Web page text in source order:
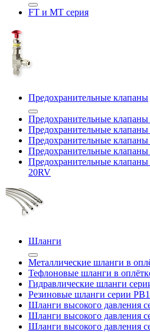
FT и MT серия
Предохранительные клапаны
Предохранительные клапаны
Предохранительные клапаны
Предохранительные клапаны
Предохранительные клапаны
Предохранительные клапаны
20RV
Шланги
Металлические шланги в
Тефлоновые шланги в
Гидравлические шланги
Резиновые шланги серии PB1
Шланги высокого давления
Шланги высокого давления
Шланги высокого давления